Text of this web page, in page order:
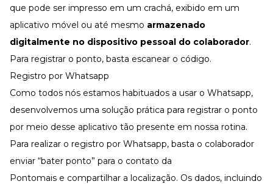
que pode ser impresso em um crachá, exibido em um
aplicativo móvel ou até mesmo armazenado
digitalmente no dispositivo pessoal do colaborador.
Para registrar o ponto, basta escanear o código.
Registro por Whatsapp
Como todos nós estamos habituados a usar o Whatsapp,
desenvolvemos uma solução prática para registrar o ponto
por meio desse aplicativo tão presente em nossa rotina.
Para realizar o registro por Whatsapp, basta o colaborador
enviar “bater ponto” para o contato da
Pontomais e compartilhar a localização. Os dados, incluindo